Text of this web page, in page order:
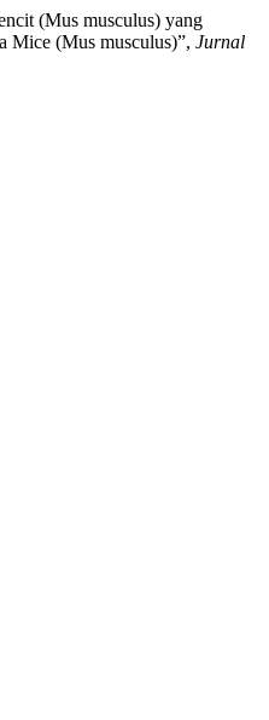
(Mus musculus) yang
Mice (Mus musculus)”, Jurnal